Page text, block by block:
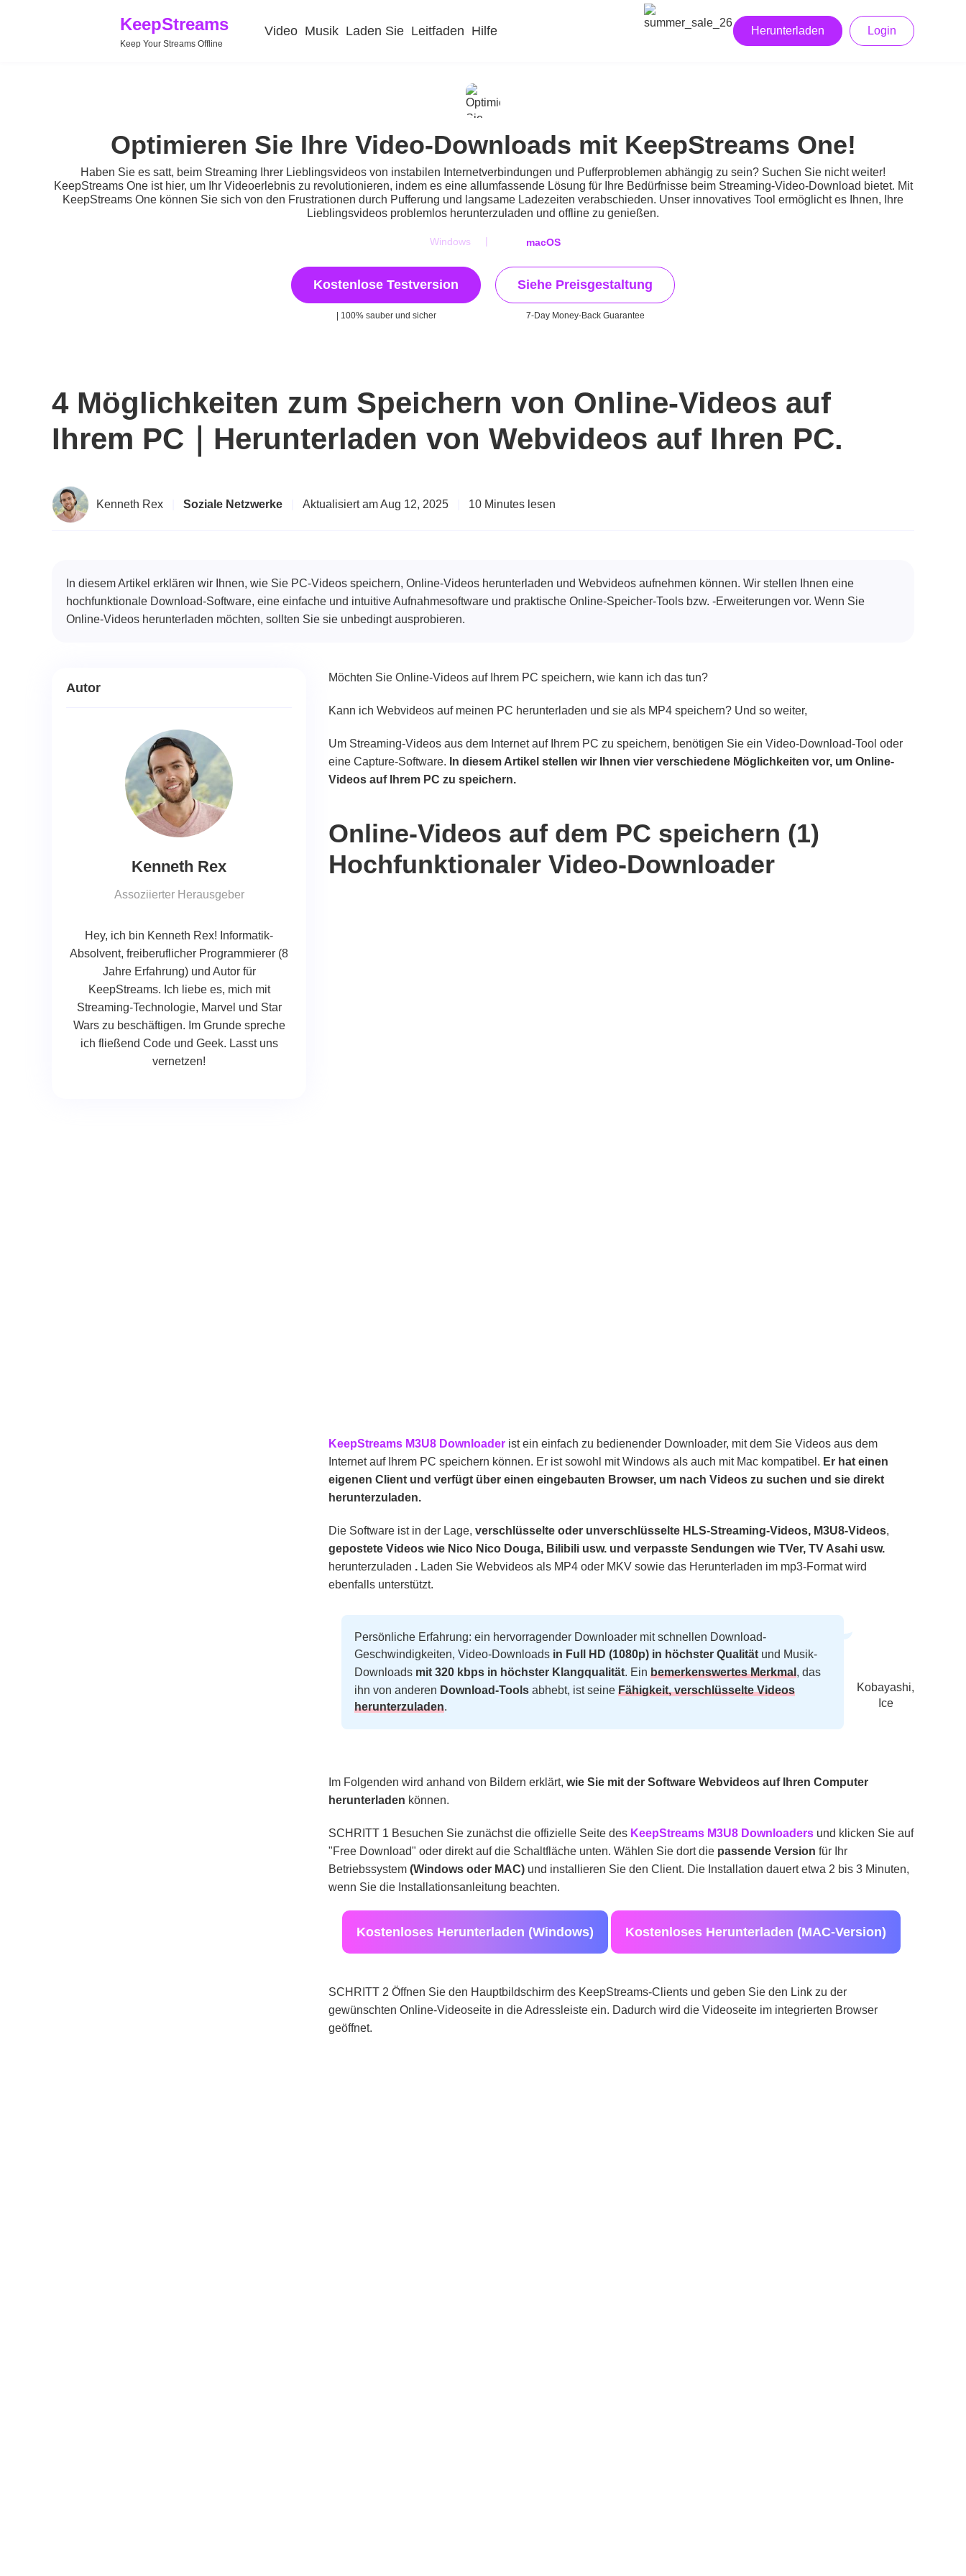
KeepStreams
Keep Your Streams Offline
Video Musik Laden Sie Leitfaden Hilfe Herunterladen Login
Optimieren Sie Ihre Video-Downloads mit KeepStreams One!
Haben Sie es satt, beim Streaming Ihrer Lieblingsvideos von instabilen Internetverbindungen und Pufferproblemen abhängig zu sein? Suchen Sie nicht weiter!
KeepStreams One ist hier, um Ihr Videoerlebnis zu revolutionieren, indem es eine allumfassende Lösung für Ihre Bedürfnisse beim Streaming-Video-Download bietet. Mit
KeepStreams One können Sie sich von den Frustrationen durch Pufferung und langsame Ladezeiten verabschieden. Unser innovatives Tool ermöglicht es Ihnen, Ihre
Lieblingsvideos problemlos herunterzuladen und offline zu genießen.
Windows | macOS
Kostenlose Testversion
| 100% sauber und sicher
Siehe Preisgestaltung
7-Day Money-Back Guarantee
4 Möglichkeiten zum Speichern von Online-Videos auf
Ihrem PC｜Herunterladen von Webvideos auf Ihren PC.
Kenneth Rex Soziale Netzwerke Aktualisiert am Aug 12, 2025 10 Minutes lesen
In diesem Artikel erklären wir Ihnen, wie Sie PC-Videos speichern, Online-Videos herunterladen und Webvideos aufnehmen können. Wir stellen Ihnen eine
hochfunktionale Download-Software, eine einfache und intuitive Aufnahmesoftware und praktische Online-Speicher-Tools bzw. -Erweiterungen vor. Wenn Sie
Online-Videos herunterladen möchten, sollten Sie sie unbedingt ausprobieren.
Möchten Sie Online-Videos auf Ihrem PC speichern, wie kann ich das tun?
Kann ich Webvideos auf meinen PC herunterladen und sie als MP4 speichern? Und so weiter,
Um Streaming-Videos aus dem Internet auf Ihrem PC zu speichern, benötigen Sie ein Video-Download-Tool oder
eine Capture-Software. In diesem Artikel stellen wir Ihnen vier verschiedene Möglichkeiten vor, um Online-
Videos auf Ihrem PC zu speichern.
Online-Videos auf dem PC speichern (1)
Hochfunktionaler Video-Downloader
KeepStreams M3U8 Downloader ist ein einfach zu bedienender Downloader, mit dem Sie Videos aus dem
Internet auf Ihrem PC speichern können. Er ist sowohl mit Windows als auch mit Mac kompatibel. Er hat einen
eigenen Client und verfügt über einen eingebauten Browser, um nach Videos zu suchen und sie direkt
herunterzuladen.
Die Software ist in der Lage, verschlüsselte oder unverschlüsselte HLS-Streaming-Videos, M3U8-Videos,
gepostete Videos wie Nico Nico Douga, Bilibili usw. und verpasste Sendungen wie TVer, TV Asahi usw.
herunterzuladen . Laden Sie Webvideos als MP4 oder MKV sowie das Herunterladen im mp3-Format wird
ebenfalls unterstützt.
Kobayashi,
Ice
Persönliche Erfahrung: ein hervorragender Downloader mit schnellen Download-
Geschwindigkeiten, Video-Downloads in Full HD (1080p) in höchster Qualität und Musik-
Downloads mit 320 kbps in höchster Klangqualität. Ein bemerkenswertes Merkmal, das
ihn von anderen Download-Tools abhebt, ist seine Fähigkeit, verschlüsselte Videos
herunterzuladen.
Im Folgenden wird anhand von Bildern erklärt, wie Sie mit der Software Webvideos auf Ihren Computer
herunterladen können.
SCHRITT 1 Besuchen Sie zunächst die offizielle Seite des KeepStreams M3U8 Downloaders und klicken Sie auf
"Free Download" oder direkt auf die Schaltfläche unten. Wählen Sie dort die passende Version für Ihr
Betriebssystem (Windows oder MAC) und installieren Sie den Client. Die Installation dauert etwa 2 bis 3 Minuten,
wenn Sie die Installationsanleitung beachten.
Kostenloses Herunterladen (Windows) Kostenloses Herunterladen (MAC-Version)
SCHRITT 2 Öffnen Sie den Hauptbildschirm des KeepStreams-Clients und geben Sie den Link zu der
gewünschten Online-Videoseite in die Adressleiste ein. Dadurch wird die Videoseite im integrierten Browser
geöffnet.
Autor
Kenneth Rex
Assoziierter Herausgeber
Hey, ich bin Kenneth Rex! Informatik-
Absolvent, freiberuflicher Programmierer (8
Jahre Erfahrung) und Autor für
KeepStreams. Ich liebe es, mich mit
Streaming-Technologie, Marvel und Star
Wars zu beschäftigen. Im Grunde spreche
ich fließend Code und Geek. Lasst uns
vernetzen!